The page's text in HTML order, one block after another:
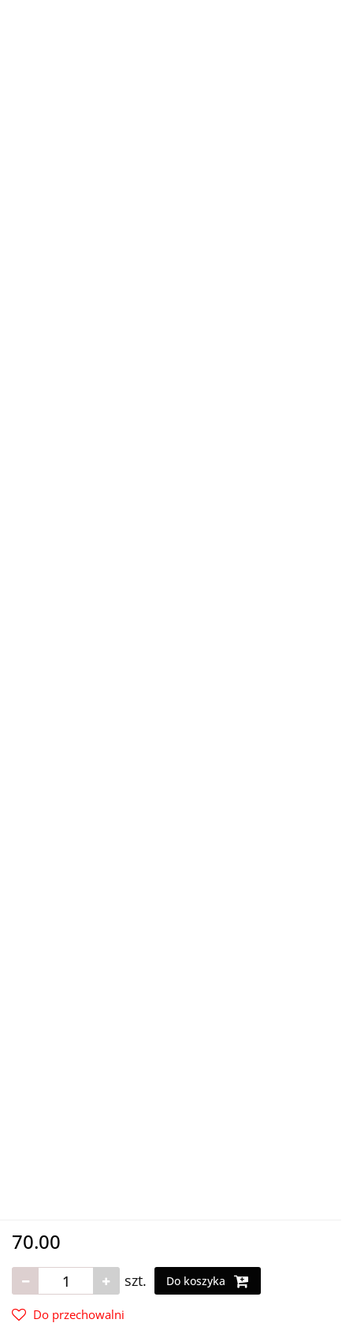
70.00
szt. Do koszyka
Do przechowalni